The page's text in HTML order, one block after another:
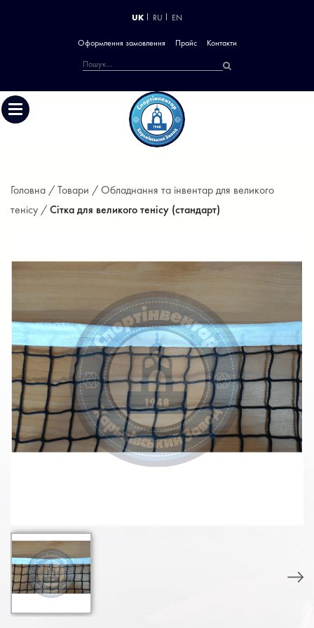
UK RU EN
Оформлення замовлення Прайс Контакти
Головна /Товари /Обладнання та інвентар для великого
тенісу /Сітка для великого тенісу (стандарт)